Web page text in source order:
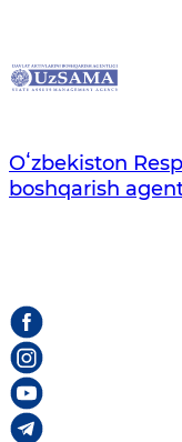
Oʻzbekiston
boshqarish